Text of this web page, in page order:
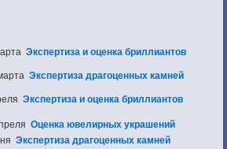
Экспертиза и оценка бриллиантов
Экспертиза драгоценных камней
Экспертиза и оценка бриллиантов
Оценка ювелирныхукрашений
Экспертиза драгоценных камней